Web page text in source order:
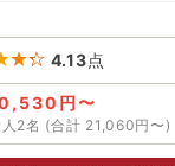
4.13点
円〜
人2名 (合計 21,060円〜)